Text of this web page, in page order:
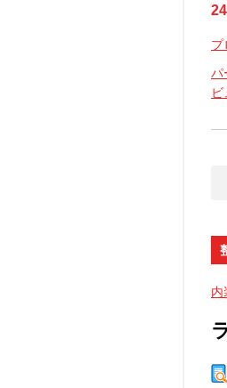
プ
パ
ビ
内